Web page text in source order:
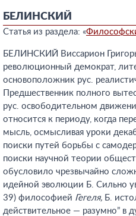
БЕЛИНСКИЙ
Статья из раздела: «
БЕЛИНСКИЙ Виссарион
революционный демократ,
основоположник рус.
Предшественник полного
рус. освободительном
относится к периоду, когда
мысль, осмысливая уроки
поиски путей борьбы с
поиски научной теории
обусловило чрезвычайно
идейной эволюции Б. Сильно
39) философией Гегеля, Б.
действительное — разумно” в